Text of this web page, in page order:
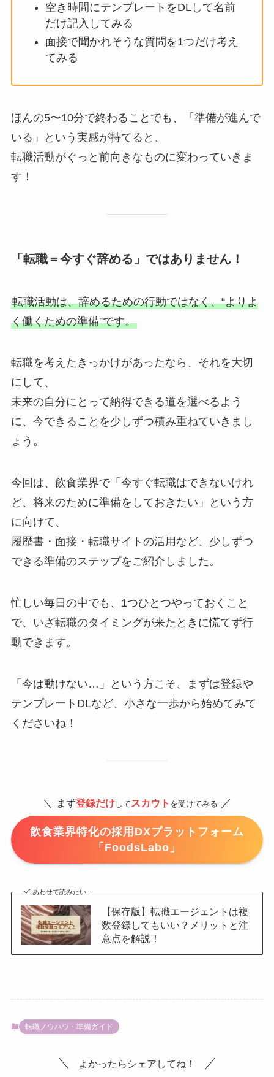
空き時間にテンプレートをDLして名前
だけ記入してみる
面接で聞かれそうな質問を1つだけ考え
てみる
ほんの5〜10分で終わることでも、「準備が進んで
いる」という実感が持てると、
転職活動がぐっと前向きなものに変わっていきま
す！
「転職＝今すぐ辞める」ではありません！
転職活動は、辞めるための行動ではなく、“よりよ
く働くための準備”です。
転職を考えたきっかけがあったなら、それを大切
にして、
未来の自分にとって納得できる道を選べるよう
に、今できることを少しずつ積み重ねていきまし
ょう。
今回は、飲食業界で「今すぐ転職はできないけれ
ど、将来のために準備をしておきたい」という方
に向けて、
履歴書・面接・転職サイトの活用など、少しずつ
できる準備のステップをご紹介しました。
忙しい毎日の中でも、1つひとつやっておくこと
で、いざ転職のタイミングが来たときに慌てず行
動できます。
「今は動けない…」という方こそ、まずは登録や
テンプレートDLなど、小さな一歩から始めてみて
くださいね！
＼ まず登録だけして スカウト を受けてみる ／
飲食業界特化の採用DXプラットフォーム
「FoodsLabo」
あわせて読みたい
【保存版】転職エージェントは複
数登録してもいい？メリットと注
意点を解説！
転職ノウハウ・準備ガイド
よかったらシェアしてね！